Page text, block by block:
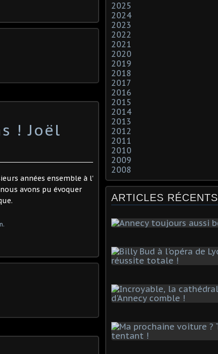
! Joël
années ensemble à l'
avons pu évoquer
2025
2024
2023
2022
2021
2020
2019
2018
2017
2016
2015
2014
2013
2012
2011
2010
2009
2008
ARTICLES RÉCENTS